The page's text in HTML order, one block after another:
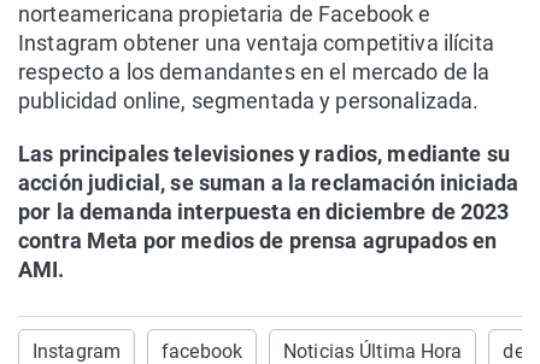
norteamericana propietaria de Facebook e
Instagram obtener una ventaja competitiva ilícita
respecto a los demandantes en el mercado de la
publicidad online, segmentada y personalizada.
Las principales televisiones y radios, mediante su
acción judicial, se suman a la reclamación iniciada
por la demanda interpuesta en diciembre de 2023
contra Meta por medios de prensa agrupados en
AMI.
Instagram facebook Noticias Última Hora